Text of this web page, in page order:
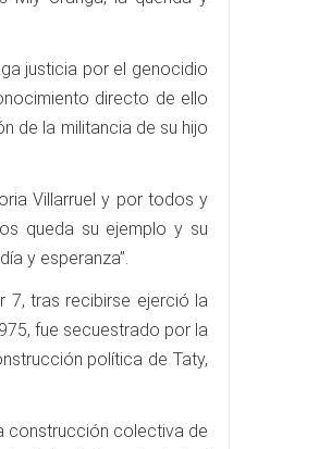
justicia por el genocidio
directo de ello
de la militancia de su hijo
Villarruel y por todos y
queda su ejemplo y su
y esperanza”.
7, tras recibirse ejerció la
fue secuestrado por la
política de Taty,
construcción colectiva de